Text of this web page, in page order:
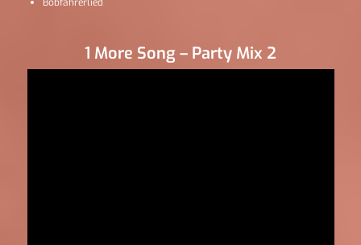
Bobfahrerlied
1 More Song – Party Mix 2